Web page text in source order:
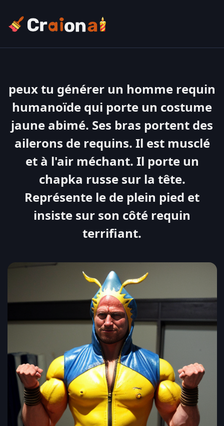
peux tu générer un homme requin
humanoïde qui porte un costume
jaune abimé. Ses bras portent des
ailerons de requins. Il est musclé
et à l'air méchant. Il porte un
chapka russe sur la tête.
Représente le de plein pied et
insiste sur son côté requin
terrifiant.